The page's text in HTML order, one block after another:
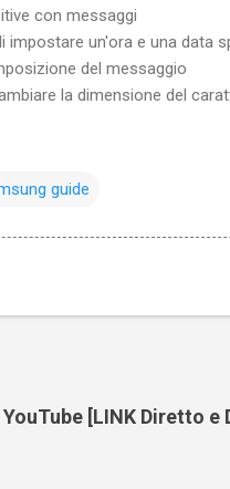
con messaggi
un'ora e una data
del messaggio
la dimensione del
guide
[LINK Diretto e